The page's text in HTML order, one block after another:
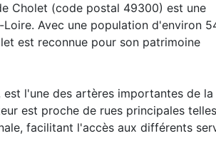
Cholet (code postal 49300) est une
Avec une population d'environ
est reconnue pour son patrimoine
l'une des artères importantes de la
est proche de rues principales
facilitant l'accès aux différents